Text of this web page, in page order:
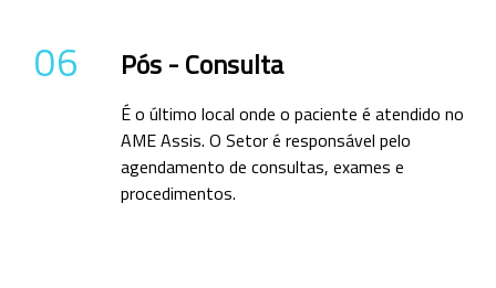
06 Pós - Consulta
É o último local onde o paciente é atendido no
AME Assis. O Setor é responsável pelo
agendamento de consultas, exames e
procedimentos.